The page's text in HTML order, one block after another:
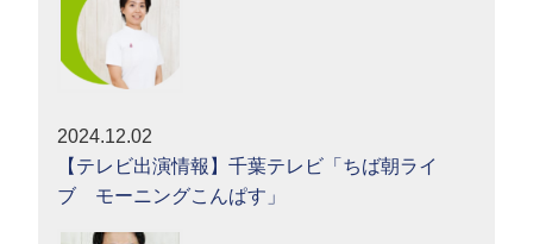
2024.12.02
【テレビ出演情報】千葉テレビ「ちば朝ライ
ブ モーニングこんぱす」